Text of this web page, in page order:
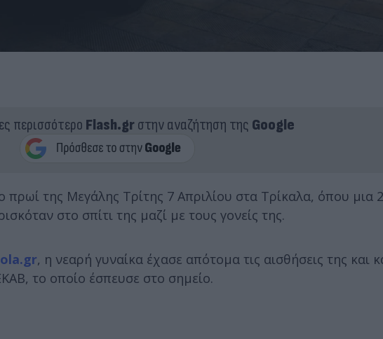
περισσότερο Flash.grστην αναζήτηση της Google
πρωί της Μεγάλης Τρίτης 7 Απριλίου στα Τρίκαλα, όπου μια
στο σπίτι της μαζί με τους γονείς της.
, η νεαρή γυναίκα έχασε απότομα τις αισθήσεις της και
το οποίο έσπευσε στο σημείο.